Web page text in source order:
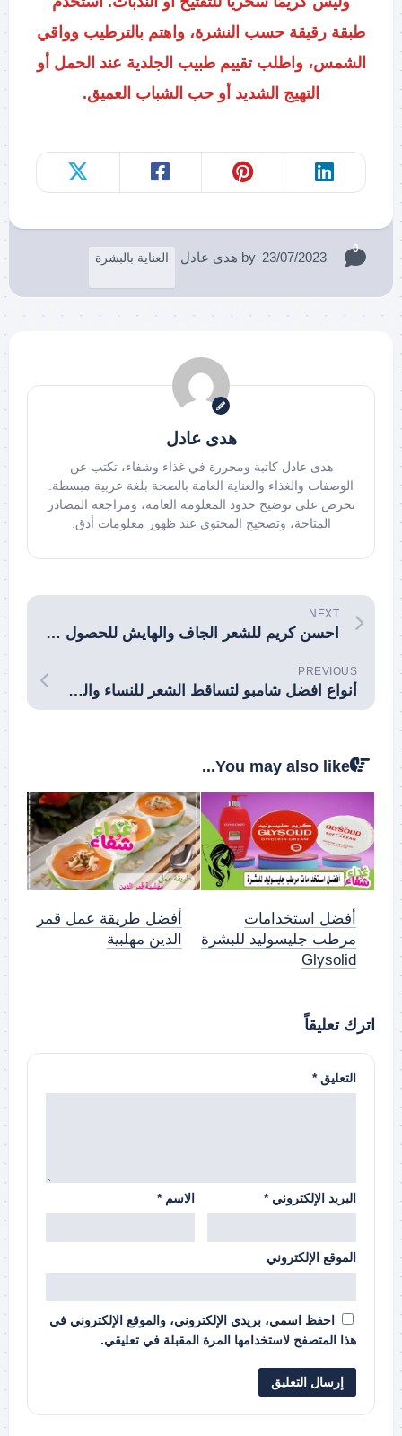
طبقة رقيقة حسب النشرة، واهتم بالترطيب وواقي
الشمس، واطلب تقييم طبيب الجلدية عند الحمل أو
التهيج الشديد أو حب الشباب العميق.
23/07/2023
by هدى عادل العناية بالبشرة
0
هدى عادل
هدى عادل كاتبة ومحررة في غذاء وشفاء، تكتب عن
الوصفات والغذاء والعناية العامة بالصحة بلغة عربية مبسطة.
تحرص على توضيح حدود المعلومة العامة، ومراجعة المصادر
المتاحة، وتصحيح المحتوى عند ظهور معلومات أدق.
NEXT
احسن كريم للشعر الجاف والهايش للحصول على أفضل نعومة وترطيب
PREVIOUS
أنواع افضل شامبو لتساقط الشعر للنساء والرجال
You may also like...
أفضل طريقة عمل قمر
الدين مهلبية
أفضل استخدامات
مرطب جليسوليد للبشرة
Glysolid
اترك تعليقاً
التعليق*
الاسم* البريد الإلكتروني*
الموقع الإلكتروني
احفظ اسمي، بريدي الإلكتروني، والموقع الإلكتروني في
هذا المتصفح لاستخدامها المرة المقبلة في تعليقي.